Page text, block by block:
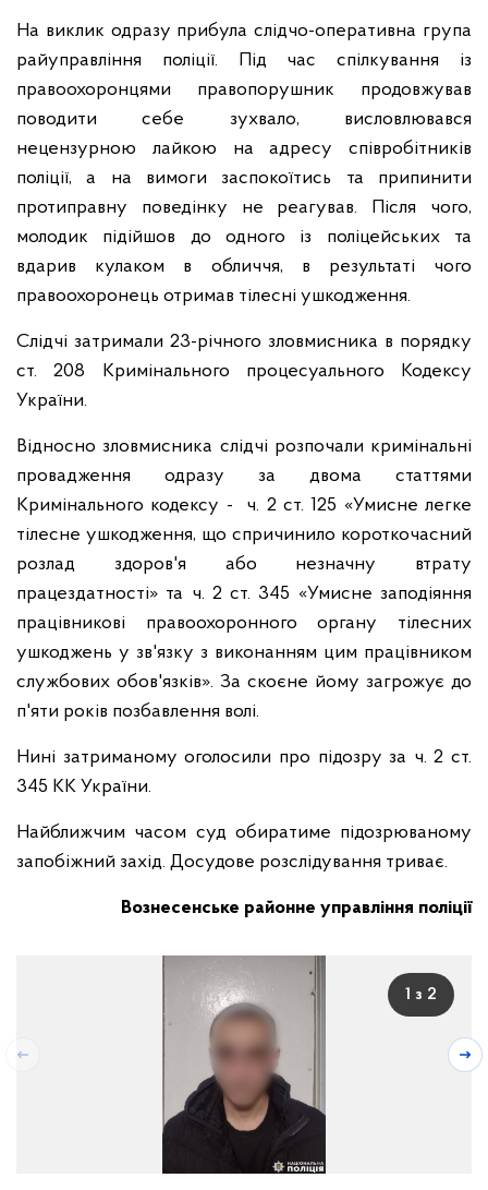
На виклик одразу прибула слідчо-оперативна група
райуправління поліції. Під час спілкування із
правоохоронцями правопорушник продовжував
поводити себе зухвало, висловлювався
нецензурною лайкою на адресу співробітників
поліції, а на вимоги заспокоїтись та припинити
протиправну поведінку не реагував. Після чого,
молодик підійшов до одного із поліцейських та
вдарив кулаком в обличчя, в результаті чого
правоохоронець отримав тілесні ушкодження.
Слідчі затримали 23-річного зловмисника в порядку
ст. 208 Кримінального процесуального Кодексу
України.
Відносно зловмисника слідчі розпочали кримінальні
провадження одразу за двома статтями
Кримінального кодексу - ч. 2 ст. 125 «Умисне легке
тілесне ушкодження, що спричинило короткочасний
розлад здоров'я або незначну втрату
працездатності» та ч. 2 ст. 345 «Умисне заподіяння
працівникові правоохоронного органу тілесних
ушкоджень у зв'язку з виконанням цим працівником
службових обов'язків». За скоєне йому загрожує до
п'яти років позбавлення волі.
Нині затриманому оголосили про підозру за ч. 2 ст.
345 КК України.
Найближчим часом суд обиратиме підозрюваному
запобіжний захід. Досудове розслідування триває.
Вознесенське районне управління поліції
1 з 2